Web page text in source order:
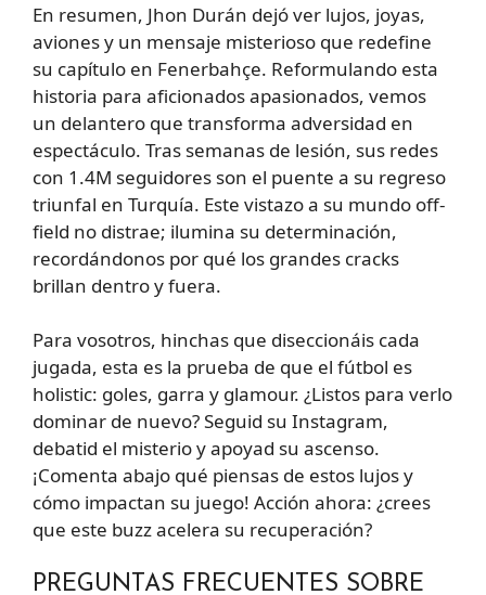
En resumen, Jhon Durán dejó ver lujos, joyas,
aviones y un mensaje misterioso que redefine
su capítulo en Fenerbahçe. Reformulando esta
historia para aficionados apasionados, vemos
un delantero que transforma adversidad en
espectáculo. Tras semanas de lesión, sus redes
con 1.4M seguidores son el puente a su regreso
triunfal en Turquía. Este vistazo a su mundo off-
field no distrae; ilumina su determinación,
recordándonos por qué los grandes cracks
brillan dentro y fuera.
Para vosotros, hinchas que diseccionáis cada
jugada, esta es la prueba de que el fútbol es
holistic: goles, garra y glamour. ¿Listos para verlo
dominar de nuevo? Seguid su Instagram,
debatid el misterio y apoyad su ascenso.
¡Comenta abajo qué piensas de estos lujos y
cómo impactan su juego! Acción ahora: ¿crees
que este buzz acelera su recuperación?
PREGUNTAS FRECUENTES SOBRE